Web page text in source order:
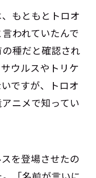
もともとトロオ
われていたんで
種だと確認され
ウルスやトリケ
ですが、トロオ
ニメで知ってい
を登場させたの